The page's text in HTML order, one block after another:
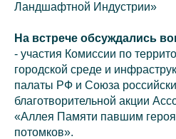
Ландшафтной Индустрии»
На встрече обсуждались
- участия Комиссии по
городской среде и
палаты РФ и Союза
благотворительной акции
«Аллея Памяти павшим
потомков».